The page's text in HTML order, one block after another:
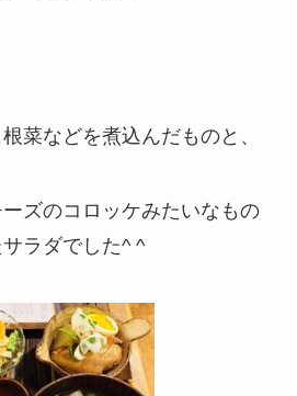
菜などを煮込んだものと、
ズのコロッケみたいなもの
ラダでした^ ^